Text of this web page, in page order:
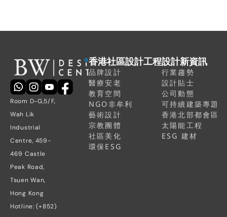
Room D-G,5/F,
Wah Lik
Industrial
Centre, 459-
469 Castle
Peak Road,
Tsuen Wan,
Hong Kong
Hotline: (+852)
香港社區設計工程
品牌設計
醫療安老
教育空間
NGO非牟利
藝術設計
宗教團體
社區美化
環保ESG
設計新資訊
行業趨勢
設計貼士
公司動態
可持續建築專題
香港北部都會區
太陽能工程
ESG 建材